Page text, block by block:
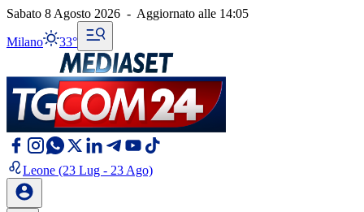
Sabato 8 Agosto 2026 - Aggiornato alle 14:05
Milano 33°
Leone (23 Lug - 23 Ago)